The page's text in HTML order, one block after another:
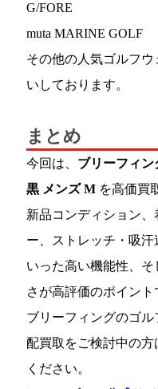
G/FORE
muta MARINE GOLF
その他の人気ゴルフ
いしております。
まとめ
今回は、 ブリーフィン
黒 メンズ M を高価買
新品コンディション
ー、ストレッチ・吸
いった高い機能性、そ
さが高評価のポイント
ブリーフィングのゴ
配買取をご検討中の方
ください。